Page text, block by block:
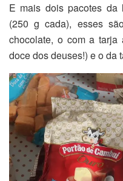
E mais dois pacotes da
(250 g cada), esses
chocolate, o com a tarja
doce dos deuses!) e o da